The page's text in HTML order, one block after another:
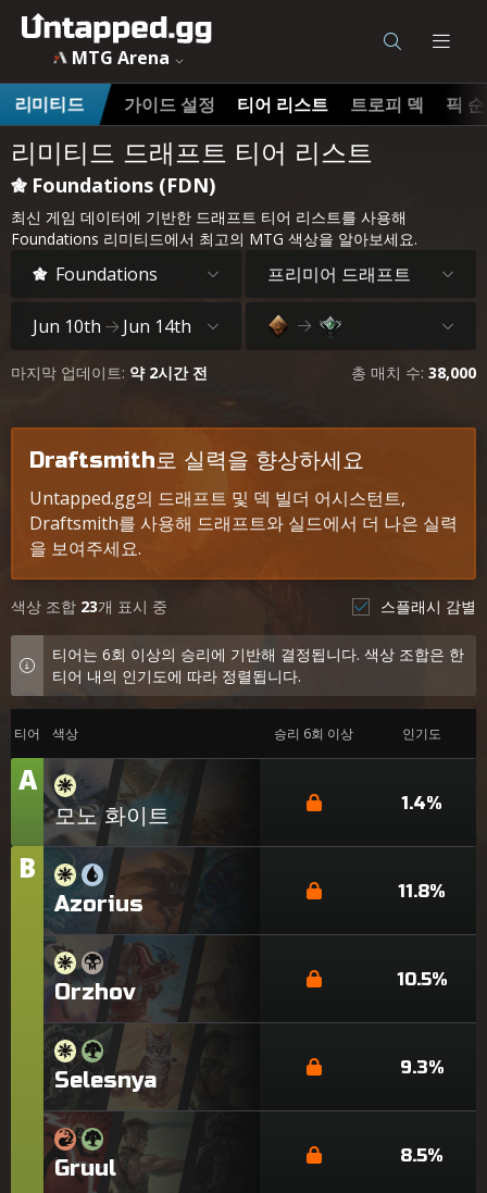
MTG Arena
리미티드
가이드 설정 티어 리스트 트로피 덱 픽
리미티드 드래프트 티어 리스트
Foundations (FDN)
최신 게임 데이터에 기반한 드래프트 티어 리스트를 사용해
Foundations 리미티드에서 최고의 MTG 색상을 알아보세요.
Foundations 프리미어 드래프트
Jun 10th Jun 14th
마지막 업데이트: 약 2시간 전 총 매치 수: 38,000
Draftsmith로 실력을 향상하세요
Untapped.gg의 드래프트 및 덱 빌더 어시스턴트,
Draftsmith를 사용해 드래프트와 실드에서 더 나은 실력
을 보여주세요.
색상 조합 23개 표시 중 스플래시 감별
티어는 6회 이상의 승리에 기반해 결정됩니다. 색상 조합은 한
티어 내의 인기도에 따라 정렬됩니다.
티어 색상 승리 6회 이상 인기도
티
A
모노 화이트 1.4%
티
B
Azorius 11.8%
Orzhov 10.5%
Selesnya 9.3%
Gruul 8.5%